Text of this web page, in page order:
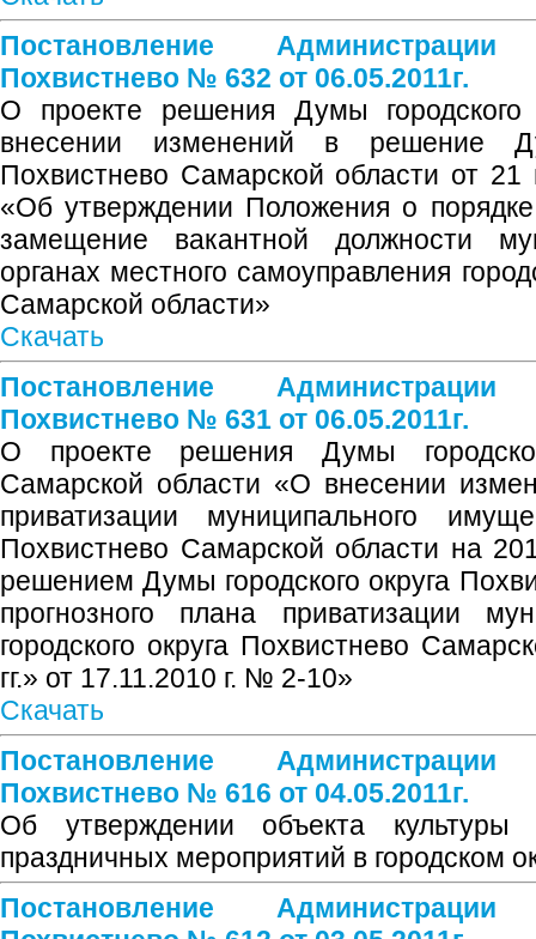
Постановление
Похвистнево № 632 от 06.05.2011г.
О проекте решения Думы городского
внесении изменений в решение
Похвистнево Самарской области от
«Об утверждении Положения о
замещение вакантной должности
органах местного самоуправления
Самарской области»
Скачать
Постановление
Похвистнево № 631 от 06.05.2011г.
О проекте решения Думы
Самарской области «О внесении
приватизации муниципального
Похвистнево Самарской области на
решением Думы городского округа
прогнозного плана приватизации
городского округа Похвистнево
гг.» от 17.11.2010 г. № 2-10»
Скачать
Постановление
Похвистнево № 616 от 04.05.2011г.
Об утверждении объекта культуры
праздничных мероприятий в городском
Постановление